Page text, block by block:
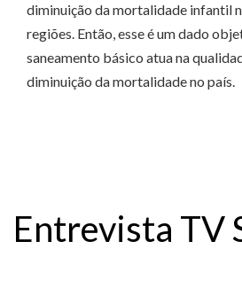
diminuição da mortalidade infantil
regiões. Então, esse é um dado
saneamento básico atua na
diminuição da mortalidade no país.
Entrevista TV